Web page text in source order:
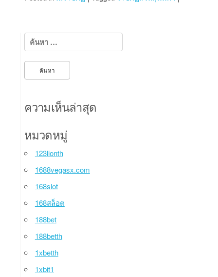
ค้นหาสำหรับ:
ความเห็นล่าสุด
หมวดหมู่
123lionth
1688vegasx.com
168slot
168สล็อต
188bet
188betth
1xbetth
1xbit1